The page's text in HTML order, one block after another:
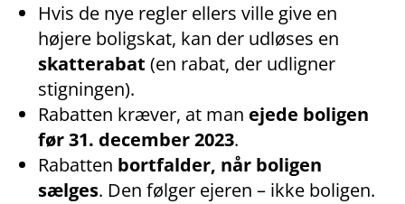
Hvis de nye regler ellers ville give en
højere boligskat, kan der udløses en
skatterabat (en rabat, der udligner
stigningen).
Rabatten kræver, at man ejede boligen
før 31. december 2023.
Rabatten bortfalder, når boligen
sælges. Den følger ejeren – ikke boligen.